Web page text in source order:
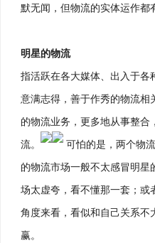
默无闻，但物流的实体运作都
明星的物流
指活跃在各大媒体、出入于各
意满志得，善于作秀的物流
的物流业务，更多地从事整合
流。
可怕的是，两个物
的物流市场一般不太感冒明
场太虚夸，看不懂那一套；
角度来看，看似和自己关系不
赢。